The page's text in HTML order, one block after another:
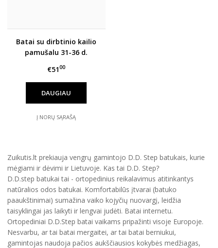
Batai su dirbtinio kailio
pamušalu 31-36 d.
€5100
DAUGIAU
Į NORŲ SĄRAŠĄ
Zuikutis.lt prekiauja vengrų gamintojo D.D. Step batukais, kurie
mėgiami ir dėvimi ir Lietuvoje. Kas tai D.D. Step?
D.D.step batukai tai - ortopedinius reikalavimus atitinkantys
natūralios odos batukai. Komfortabilūs įtvarai (batuko
paaukštinimai) sumažina vaiko kojyčių nuovargį, leidžia
taisyklingai jas laikyti ir lengvai judėti. Batai internetu.
Ortopediniai D.D.Step batai vaikams pripažinti visoje Europoje.
Nesvarbu, ar tai batai mergaitei, ar tai batai berniukui,
gamintojas naudoja pačios aukščiausios kokybės medžiagas,